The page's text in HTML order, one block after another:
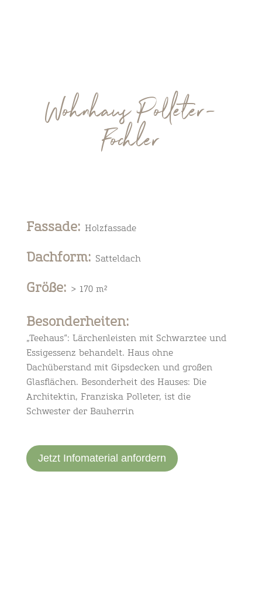
Wohnhaus Polleter-
Fochler
Fassade: Holzfassade
Dachform: Satteldach
Größe: > 170 m²
Besonderheiten:
„Teehaus“: Lärchenleisten mit Schwarztee und
Essigessenz behandelt. Haus ohne
Dachüberstand mit Gipsdecken und großen
Glasflächen. Besonderheit des Hauses: Die
Architektin, Franziska Polleter, ist die
Schwester der Bauherrin
Jetzt Infomaterial anfordern